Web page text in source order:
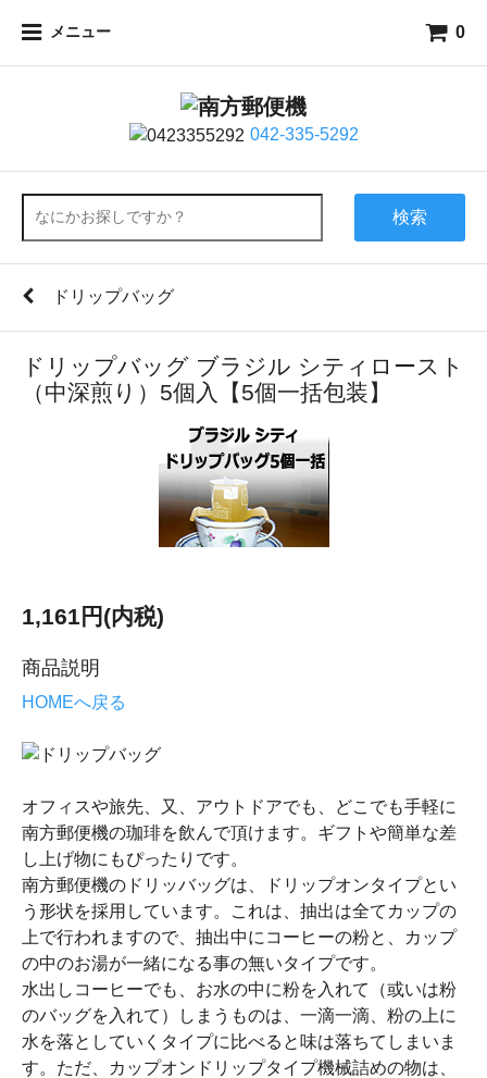
メニュー 0
042-335-5292
検索
ドリップバッグ
ドリップバッグ ブラジル シティロースト
（中深煎り）5個入【5個一括包装】
1,161円(内税)
商品説明
HOMEへ戻る
オフィスや旅先、又、アウトドアでも、どこでも手軽に
南方郵便機の珈琲を飲んで頂けます。ギフトや簡単な差
し上げ物にもぴったりです。
南方郵便機のドリッバッグは、ドリップオンタイプとい
う形状を採用しています。これは、抽出は全てカップの
上で行われますので、抽出中にコーヒーの粉と、カップ
の中のお湯が一緒になる事の無いタイプです。
水出しコーヒーでも、お水の中に粉を入れて（或いは粉
のバッグを入れて）しまうものは、一滴一滴、粉の上に
水を落としていくタイプに比べると味は落ちてしまいま
す。ただ、カップオンドリップタイプ機械詰めの物は、